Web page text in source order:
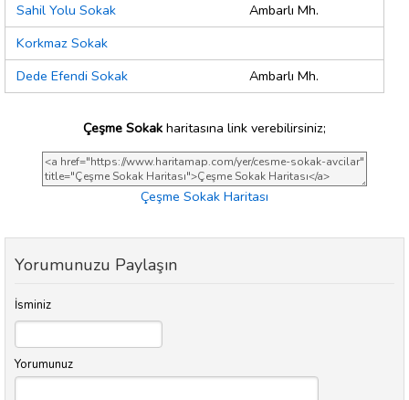
Sahil Yolu Sokak
Ambarlı Mh.
Korkmaz Sokak
Dede Efendi Sokak
Ambarlı Mh.
Çeşme Sokak haritasına link verebilirsiniz;
Çeşme Sokak Haritası
Yorumunuzu Paylaşın
İsminiz
Yorumunuz